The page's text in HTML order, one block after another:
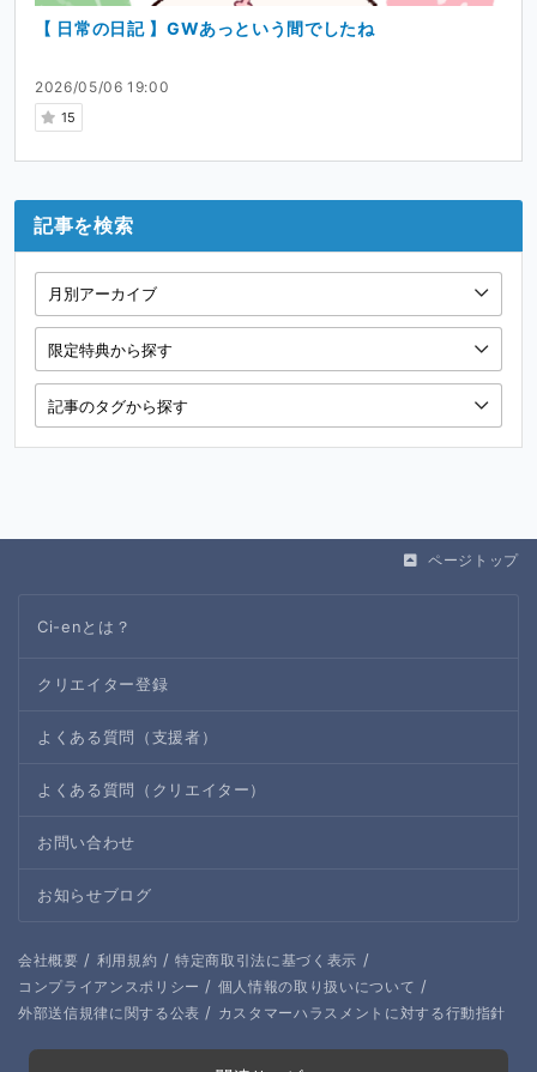
2026/05/06 19:00
15
【 日常の日記 】GWあっという間でしたね
記事を検索
ページトップ
Ci-enとは？
クリエイター登録
よくある質問（支援者）
よくある質問（クリエイター）
お問い合わせ
お知らせブログ
会社概要 / 利用規約 / 特定商取引法に基づく表示 /
コンプライアンスポリシー / 個人情報の取り扱いについて /
外部送信規律に関する公表 / カスタマーハラスメントに対する行動指針